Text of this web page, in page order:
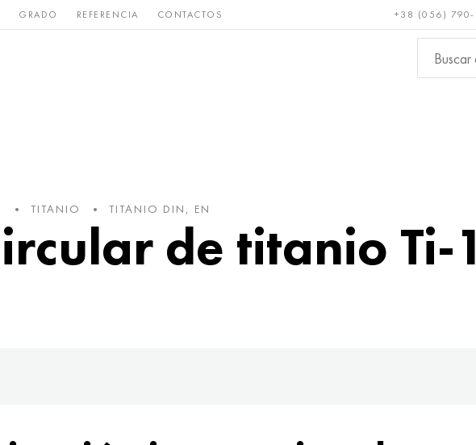
GRADO REFERENCIA CONTACTOS +38 (056)
Raro y Bronce, cobre, Metales no
ferrosos
TITANIO TITANIO DIN, EN
de titanio Ti-